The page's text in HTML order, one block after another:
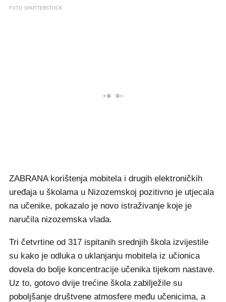
FOTO: SHUTTERSTOCK
ZABRANA korištenja mobitela i drugih elektroničkih
uređaja u školama u Nizozemskoj pozitivno je utjecala
na učenike, pokazalo je novo istraživanje koje je
naručila nizozemska vlada.
Tri četvrtine od 317 ispitanih srednjih škola izvijestile
su kako je odluka o uklanjanju mobitela iz učionica
dovela do bolje koncentracije učenika tijekom nastave.
Uz to, gotovo dvije trećine škola zabilježile su
poboljšanje društvene atmosfere među učenicima, a